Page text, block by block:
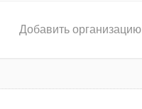
Добавить организацию